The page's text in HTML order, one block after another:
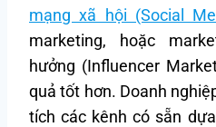
mạng xã hội (Social
marketing, hoặc
hưởng (Influencer
quả tốt hơn. Doanh
tích các kênh có sẵn